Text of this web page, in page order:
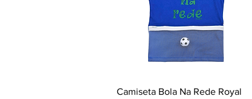
Visualização rápida
Camiseta Bola Na Rede Royal